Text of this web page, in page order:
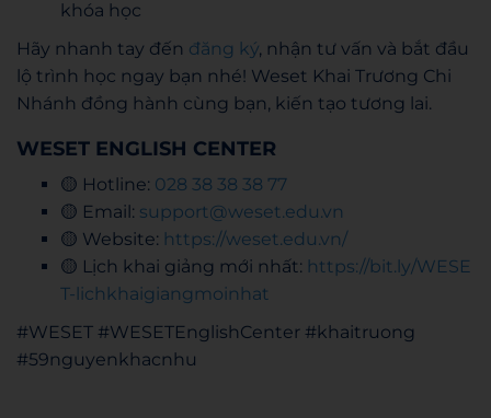
khóa học
Hãy nhanh tay đến đăng ký, nhận tư vấn và bắt đầu
lộ trình học ngay bạn nhé! Weset Khai Trương Chi
Nhánh đồng hành cùng bạn, kiến tạo tương lai.
WESET ENGLISH CENTER
🟡 Hotline: 028 38 38 38 77
🟡 Email: support@weset.edu.vn
🟡 Website: https://weset.edu.vn/
🟡 Lịch khai giảng mới nhất: https://bit.ly/WESE
T-lichkhaigiangmoinhat
#WESET #WESETEnglishCenter #khaitruong
#59nguyenkhacnhu